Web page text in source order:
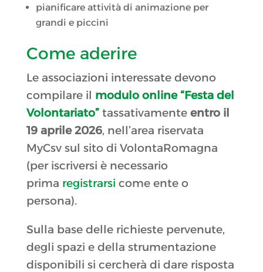
pianificare attività di animazione per
grandi e piccini
Come aderire
Le associazioni interessate devono
compilare il modulo online “Festa del
Volontariato” tassativamenteentro il
19 aprile 2026, nell’area riservata
MyCsv sul sito di VolontaRomagna
(per iscriversi è necessario
prima registrarsi come ente o
persona).
Sulla base delle richieste pervenute,
degli spazi e della strumentazione
disponibili si cercherà di dare risposta